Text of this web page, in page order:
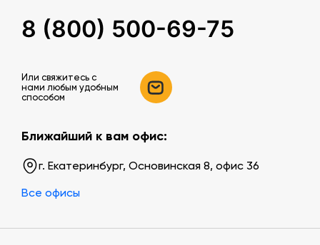
8 (800) 500-69-75
Или свяжитесь c
нами любым удобным
способом
Ближайший к вам офис:
г. Екатеринбург, Основинская 8, офис 36
Все офисы